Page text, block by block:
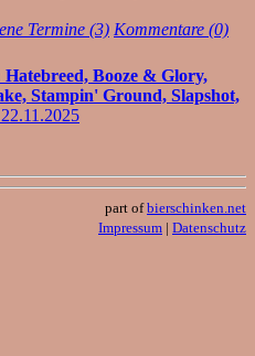
Termine (3) Kommentare (0)
Booze & Glory,
Stampin' Ground, Slapshot,
part ofbierschinken.net
Impressum | Datenschutz